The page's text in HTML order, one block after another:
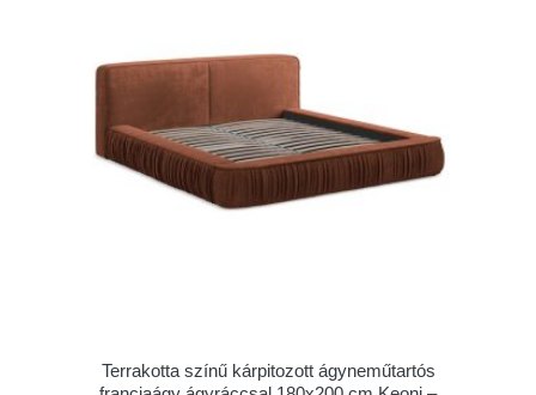
Terrakotta színű kárpitozott ágyneműtartós